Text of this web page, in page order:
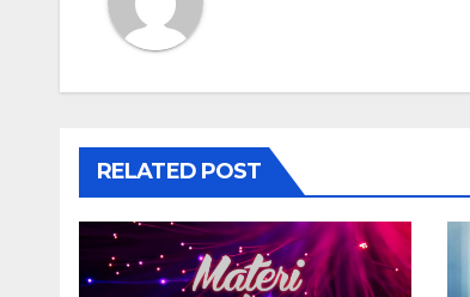
RELATED POST